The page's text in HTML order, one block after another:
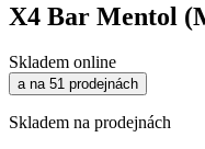
X4 Bar Mentol
Skladem online
a na 51 prodejnách
Skladem na prodejnách